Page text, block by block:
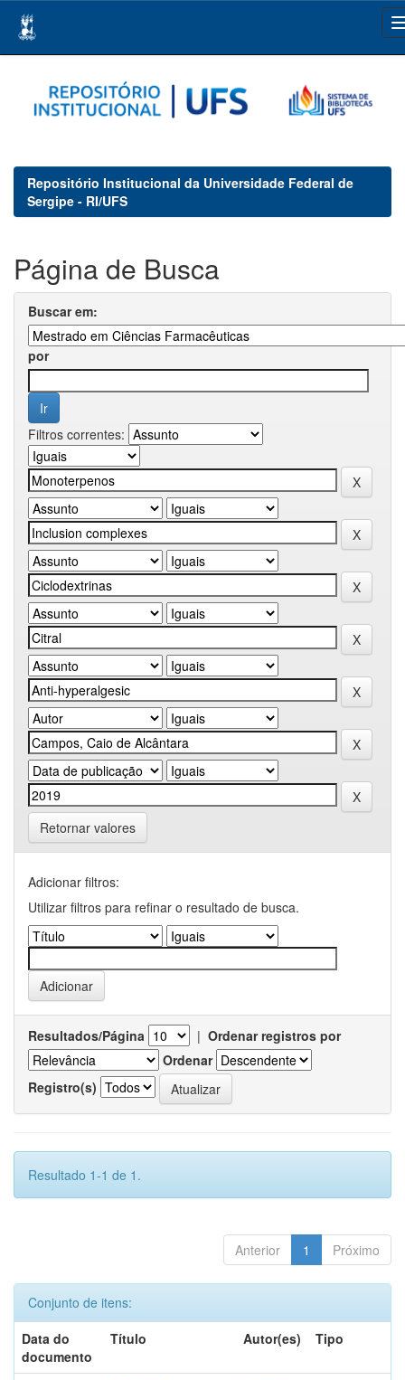
navigation
Repositório Institucional da Universidade Federal de
Sergipe - RI/UFS
Página de Busca
Buscar em:
por
Filtros correntes:
Retornar valores
Adicionar filtros:
Utilizar filtros para refinar o resultado de busca.
Resultados/Página | Ordenar registros por
Ordenar
Registro(s)
Resultado 1-1 de 1.
Anterior 1 Próximo
Conjunto de itens:
Data do
documento
Título Autor(es) Tipo